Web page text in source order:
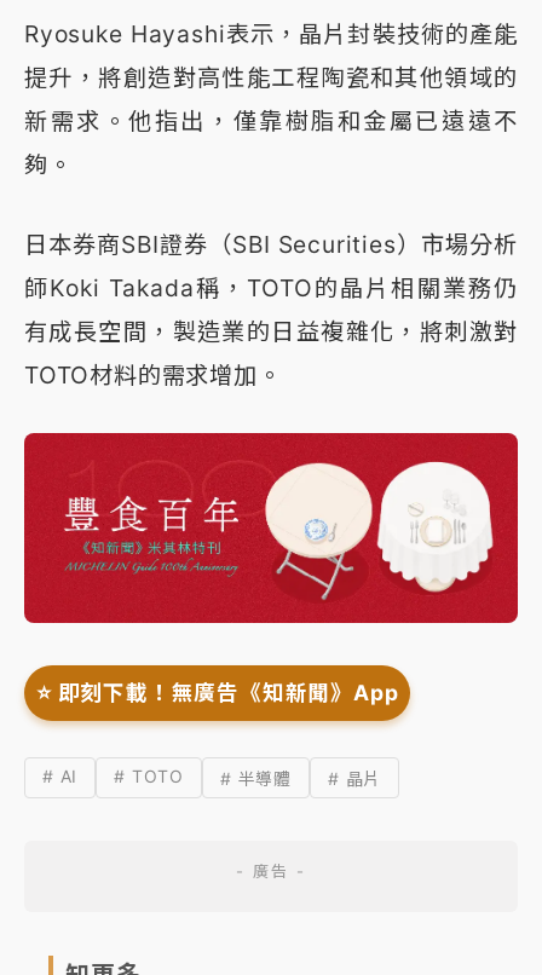
Ryosuke Hayashi表示，晶片封裝技術的產能
提升，將創造對高性能工程陶瓷和其他領域的
新需求。他指出，僅靠樹脂和金屬已遠遠不
夠。
日本券商SBI證券（SBI Securities）市場分析
師Koki Takada稱，TOTO的晶片相關業務仍
有成長空間，製造業的日益複雜化，將刺激對
TOTO材料的需求增加。
⭐️ 即刻下載！無廣告《知新聞》App
# AI # TOTO # 半導體 # 晶片